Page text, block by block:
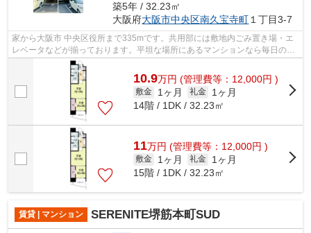
築5年 / 32.23㎡
大阪府大阪市中央区南久宝寺町１丁目3-7
家から大阪市 中央区役所まで335mです。共用部には敷地内ごみ置き場・エ
レベータなどが揃っております。平坦な場所にあるマンションなら毎日の移
動も快適です。駅が周辺に2つあるので...
10.9万円 (管理費等：12,000円 )
敷金 1ヶ月 礼金
1ヶ月
14階 / 1DK / 32.23㎡
11万円 (管理費等：12,000円 )
敷金 1ヶ月 礼金
1ヶ月
15階 / 1DK / 32.23㎡
賃貸 | マンション SERENITE堺筋本町SUD